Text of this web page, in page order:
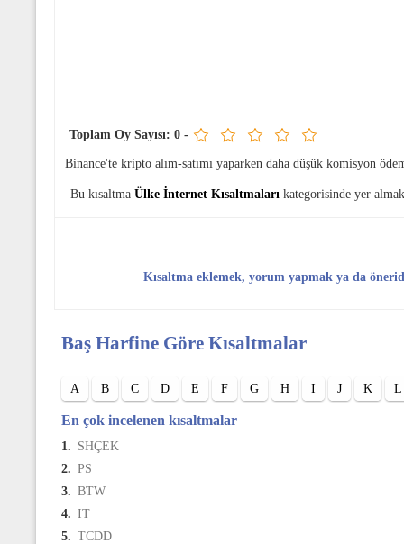
Toplam Oy Sayısı: 0 -
Binance'te kripto alım-satımı yaparken daha düşük komisyon
Bu kısaltma Ülke İnternet Kısaltmaları kategorisinde yer
Kısaltma eklemek, yorum yapmak ya da
Baş Harfine Göre Kısaltmalar
A B C D E F G H I J K L
En çok incelenen kısaltmalar
1. SHÇEK
2. PS
3. BTW
4. IT
5. TCDD